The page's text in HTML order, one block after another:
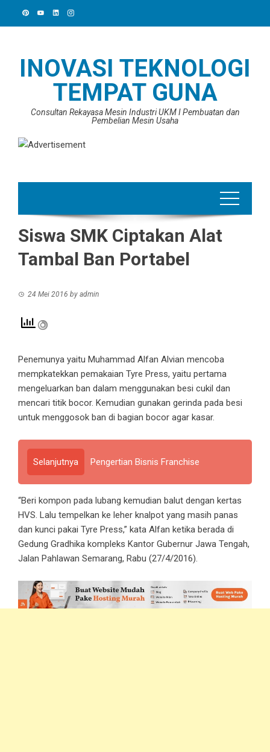
INOVASI TEKNOLOGI
TEMPAT GUNA
Consultan Rekayasa Mesin Industri UKM I Pembuatan dan
Pembelian Mesin Usaha
Siswa SMK Ciptakan Alat
Tambal Ban Portabel
24 Mei 2016 by admin
Penemunya yaitu Muhammad Alfan Alvian mencoba
mempkatekkan pemakaian Tyre Press, yaitu pertama
mengeluarkan ban dalam menggunakan besi cukil dan
mencari titik bocor. Kemudian gunakan gerinda pada besi
untuk menggosok ban di bagian bocor agar kasar.
Selanjutnya Pengertian Bisnis Franchise
“Beri kompon pada lubang kemudian balut dengan kertas
HVS. Lalu tempelkan ke leher knalpot yang masih panas
dan kunci pakai Tyre Press,” kata Alfan ketika berada di
Gedung Gradhika kompleks Kantor Gubernur Jawa Tengah,
Jalan Pahlawan Semarang, Rabu (27/4/2016).